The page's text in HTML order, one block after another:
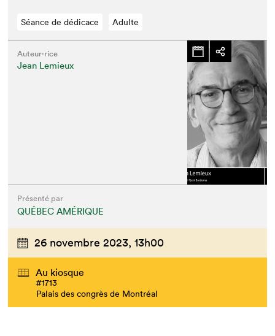
Séance de dédicace Adulte
Auteur·rice
Jean Lemieux
Présenté par
QUÉBEC AMÉRIQUE
26 novembre 2023, 13h00
Au kiosque
#1713
Palais des congrès de Montréal